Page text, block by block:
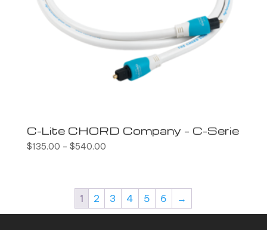
C-Lite CHORD Company – C-Serie
$135.00 – $540.00
1 2 3 4 5 6 →